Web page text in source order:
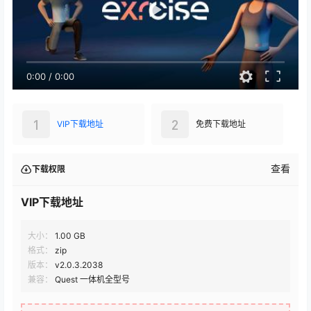
0:00 / 0:00
VIP下载地址
1 免费下载地址
2
下载权限 查看
VIP下载地址
大小：
1.00 GB
格式：
zip
版本：
v2.0.3.2038
兼容：
Quest 一体机全型号